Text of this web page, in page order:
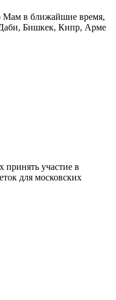
в ближайшие время,
Бишкек, Кипр, Арме
участие в
для московских